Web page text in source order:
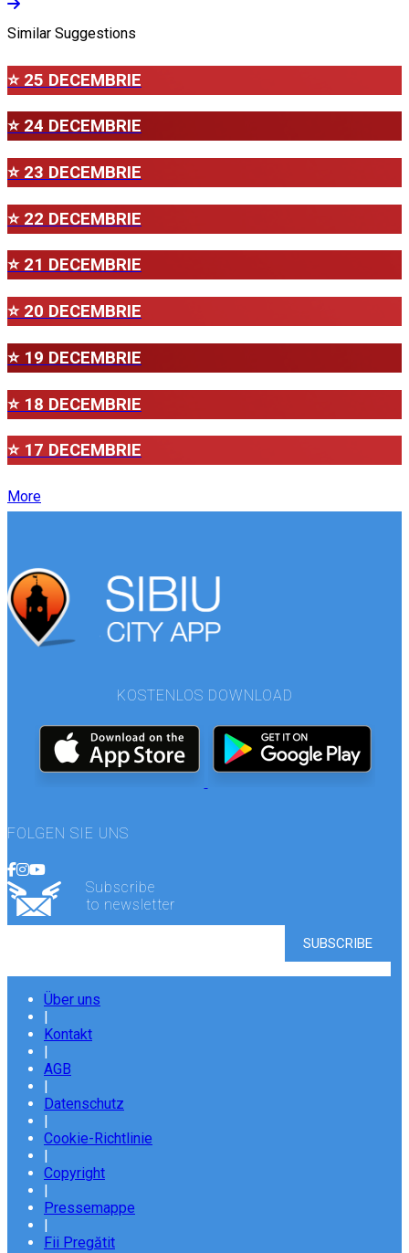
Similar Suggestions
⭐ 25 DECEMBRIE
⭐ 24 DECEMBRIE
⭐ 23 DECEMBRIE
⭐ 22 DECEMBRIE
⭐ 21 DECEMBRIE
⭐ 20 DECEMBRIE
⭐ 19 DECEMBRIE
⭐ 18 DECEMBRIE
⭐ 17 DECEMBRIE
More
KOSTENLOS DOWNLOAD
FOLGEN SIE UNS
Subscribe
to newsletter
Über uns
|
Kontakt
|
AGB
|
Datenschutz
|
Cookie-Richtlinie
|
Copyright
|
Pressemappe
|
Fii Pregătit